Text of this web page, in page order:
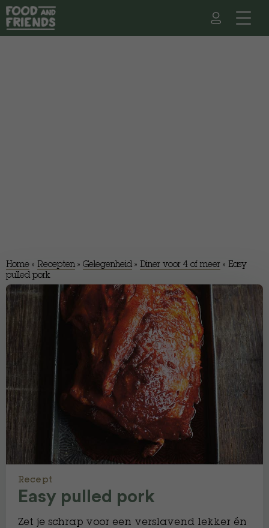
Home » Recepten » Gelegenheid » Diner voor 4 of meer » Easy
pulled pork
Recept
Easy pulled pork
Zet je schrap voor een verslavend lekker én